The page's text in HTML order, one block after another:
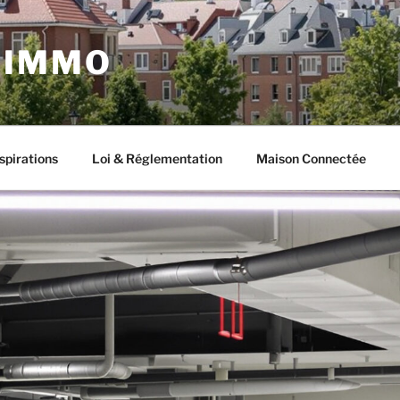
IMMO
Loi & Réglementation Maison Connectée